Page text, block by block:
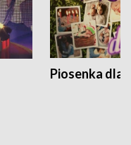
Piosenka dla